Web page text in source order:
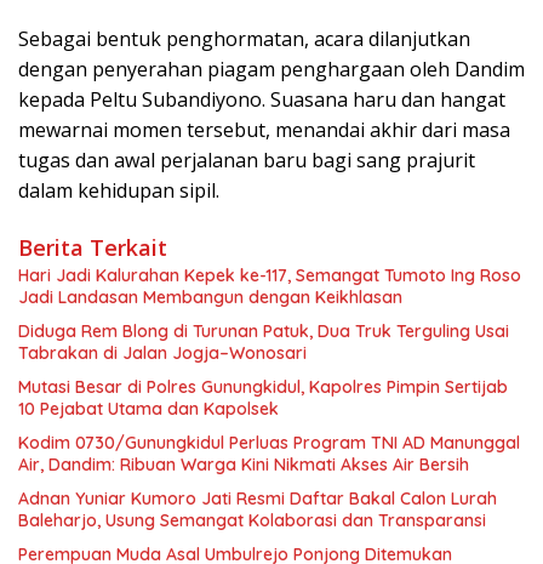
Sebagai bentuk penghormatan, acara dilanjutkan
dengan penyerahan piagam penghargaan oleh Dandim
kepada Peltu Subandiyono. Suasana haru dan hangat
mewarnai momen tersebut, menandai akhir dari masa
tugas dan awal perjalanan baru bagi sang prajurit
dalam kehidupan sipil.
Berita Terkait
Hari Jadi Kalurahan Kepek ke-117, Semangat Tumoto Ing Roso
Jadi Landasan Membangun dengan Keikhlasan
Diduga Rem Blong di Turunan Patuk, Dua Truk Terguling Usai
Tabrakan di Jalan Jogja–Wonosari
Mutasi Besar di Polres Gunungkidul, Kapolres Pimpin Sertijab
10 Pejabat Utama dan Kapolsek
Kodim 0730/Gunungkidul Perluas Program TNI AD Manunggal
Air, Dandim: Ribuan Warga Kini Nikmati Akses Air Bersih
Adnan Yuniar Kumoro Jati Resmi Daftar Bakal Calon Lurah
Baleharjo, Usung Semangat Kolaborasi dan Transparansi
Perempuan Muda Asal Umbulrejo Ponjong Ditemukan